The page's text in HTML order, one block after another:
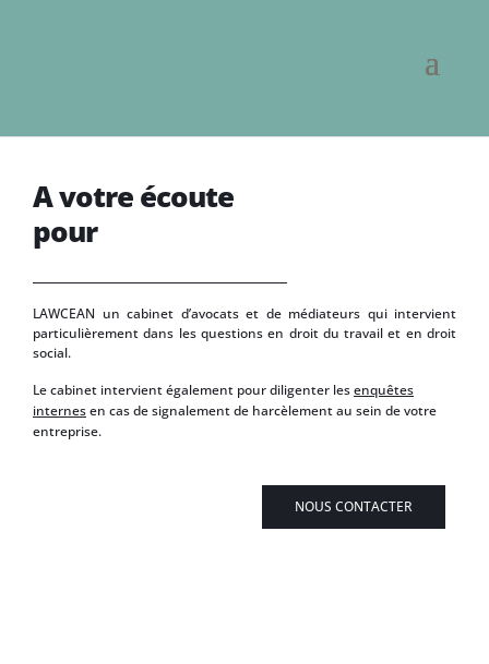
Avotreécoute
pour
LAWCEAN un cabinet d’avocats et de médiateurs qui intervient
particulièrement dans les questions en droit du travail et en droit
social.
Le cabinet intervient également pour diligenter lesenquêtes
internesen cas de signalement de harcèlement au sein de votre
entreprise.
NOUS CONTACTER